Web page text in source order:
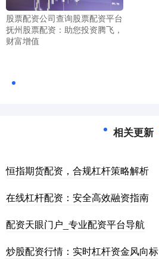
股票配资公司查询股票配资平台
抚州股票配资：助您投资腾飞，
财富增值
相关更新
恒指期货配资，合规杠杆策略解析
在线杠杆配资：安全高效融资指南
配资天眼门户_专业配资平台导航
炒股配资行情：实时杠杆资金风向标